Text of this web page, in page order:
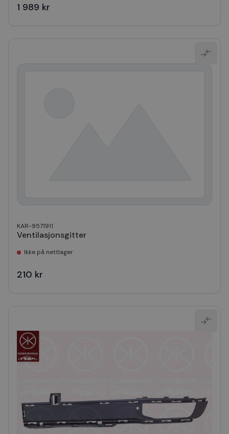
1 989 kr
KAR-9571911
Ventilasjonsgitter
Ikke på nettlager
210 kr